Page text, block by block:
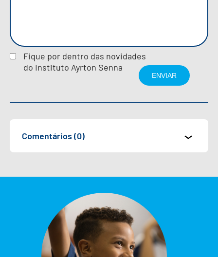
Fique por dentro das novidades
do Instituto Ayrton Senna
Comentários (0)